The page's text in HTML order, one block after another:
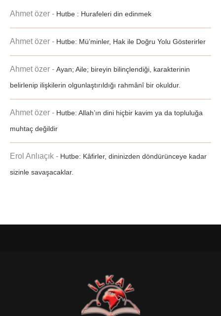
Ahmet özer - Hutbe : Hurafeleri din edinmek
Ahmet özer - Hutbe: Mü’minler, Hak ile Doğru Yolu Gösterirler
Ahmet özer - Ayan; Aile; bireyin bilinçlendiği, karakterinin
belirlenip ilişkilerin olgunlaştırıldığı rahmânî bir okuldur.
Ahmet özer - Hutbe: Allah’ın dini hiçbir kavim ya da topluluğa
muhtaç değildir
Erol Anlıaçık - Hutbe: Kâfirler, dininizden döndürünceye kadar
sizinle savaşacaklar.